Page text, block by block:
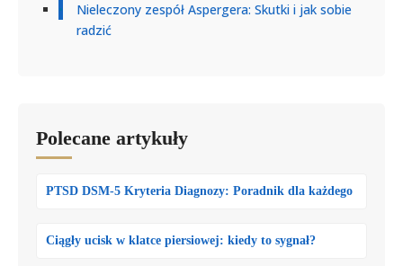
Nieleczony zespół Aspergera: Skutki i jak sobie
radzić
Polecane artykuły
PTSD DSM-5 Kryteria Diagnozy: Poradnik dla każdego
Ciągły ucisk w klatce piersiowej: kiedy to sygnał?